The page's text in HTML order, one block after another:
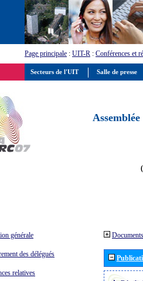
Page principale : UIT-R : Conférences et
générale
des délégués
relatives
Documents
Secteurs de l'UIT Salle de presse